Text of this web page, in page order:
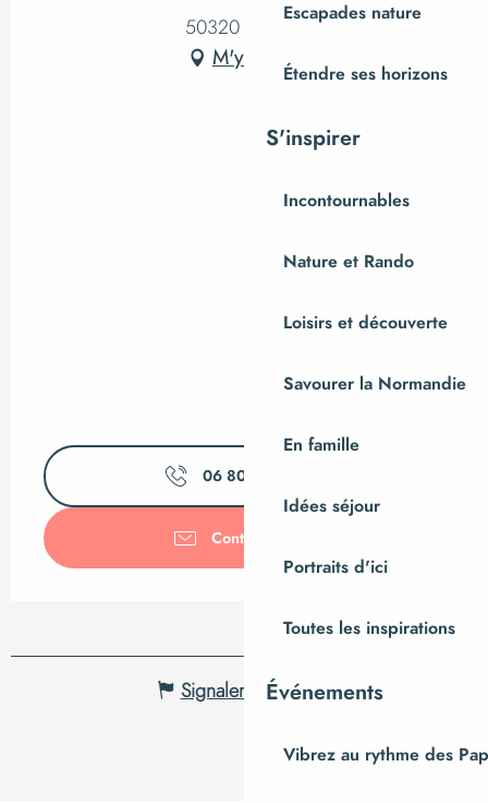
Escapades nature
Étendre ses horizons
S'inspirer
Incontournables
Nature et Rando
Loisirs et découverte
Savourer la Normandie
En famille
Idées séjour
Portraits d'ici
Toutes les inspirations
Événements
Vibrez au rythme des
50320 Le Tanu
M'y rendre
06 80 05 98
Contactez-nous
Signaler une erreur